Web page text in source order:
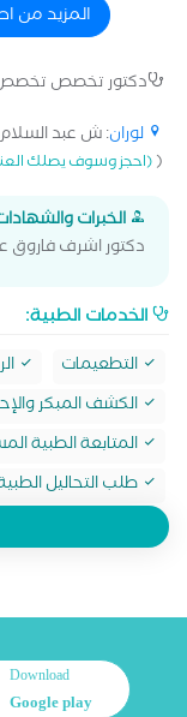
المزيد من
دكتور تخصص
لوران: ش عبد
((احجز وسوف يصلك
الخبرات
دكتور اشرف فاروق
الخدمات الطبية:
التطعيمات
الكشف المبكر
المتابعة الطبية
طلب التحاليل
Download
Google play